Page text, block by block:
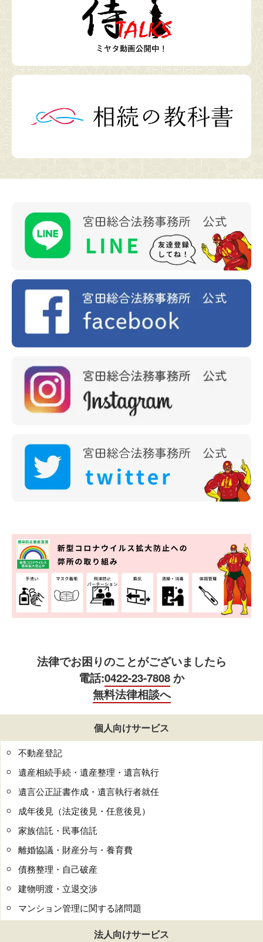
法律でお困りのことがございましたら
電話:0422-23-7808か
無料法律相談へ
個人向けサービス
不動産登記
遺産相続手続・遺産整理・遺言執行
遺言公正証書作成・遺言執行者就任
成年後見（法定後見・任意後見）
家族信託・民事信託
離婚協議・財産分与・養育費
債務整理・自己破産
建物明渡・立退交渉
マンション管理に関する諸問題
法人向けサービス